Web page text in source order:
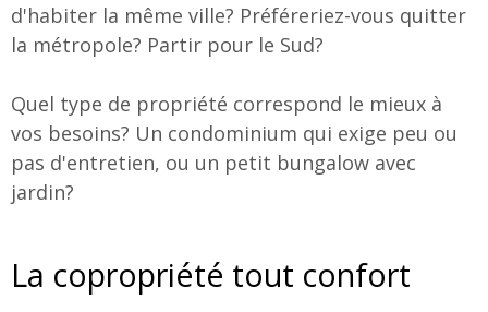
d'habiter la même ville? Préféreriez-vous quitter
la métropole? Partir pour le Sud?
Quel type de propriété correspond le mieux à
vos besoins? Un condominium qui exige peu ou
pas d'entretien, ou un petit bungalow avec
jardin?
La copropriété tout confort